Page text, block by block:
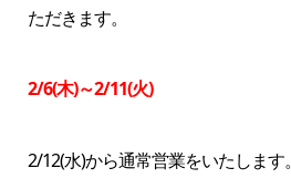
ただきます。
2/6(木)～2/11(火)
2/12(水)から通常営業をいたします。